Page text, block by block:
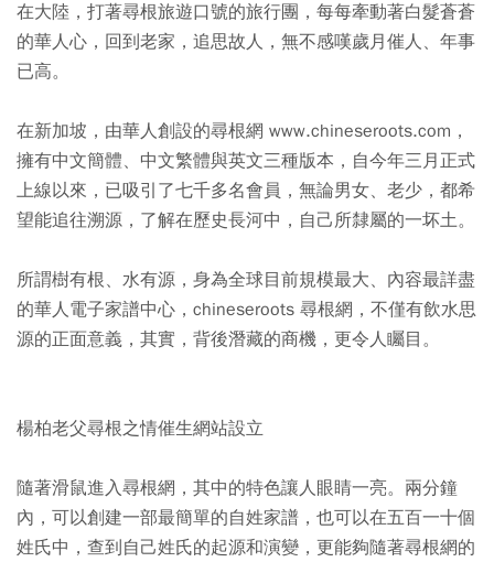
在大陸，打著尋根旅遊口號的旅行團，每每牽動著白髮蒼蒼
的華人心，回到老家，追思故人，無不感嘆歲月催人、年事
已高。
在新加坡，由華人創設的尋根網 www.chineseroots.com，
擁有中文簡體、中文繁體與英文三種版本，自今年三月正式
上線以來，已吸引了七千多名會員，無論男女、老少，都希
望能追往溯源，了解在歷史長河中，自己所隸屬的一坏土。
所謂樹有根、水有源，身為全球目前規模最大、內容最詳盡
的華人電子家譜中心，chineseroots 尋根網，不僅有飲水思
源的正面意義，其實，背後潛藏的商機，更令人矚目。
楊柏老父尋根之情催生網站設立
隨著滑鼠進入尋根網，其中的特色讓人眼睛一亮。兩分鐘
內，可以創建一部最簡單的自姓家譜，也可以在五百一十個
姓氏中，查到自己姓氏的起源和演變，更能夠隨著尋根網的